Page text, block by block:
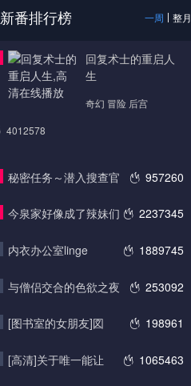
新番排行榜 一周 整月
回复术士的重启人
生
奇幻 冒险 后宫
4012578
957260
秘密任务～潜入搜查官
2237345
今泉家好像成了辣妹们
1889745
内衣办公室linge
253092
与僧侣交合的色欲之夜
198961
[图书室的女朋友]図
1065463
[高清]关于唯一能让